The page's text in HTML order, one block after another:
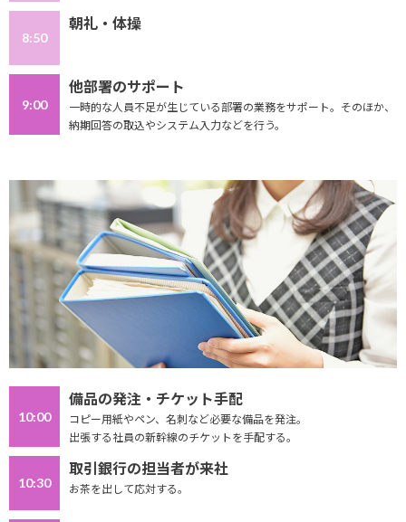
8:50
朝礼・体操
9:00
他部署のサポート
一時的な人員不足が生じている部署の業務をサポート。そのほか、
納期回答の取込やシステム入力などを行う。
10:00
備品の発注・チケット手配
コピー用紙やペン、名刺など必要な備品を発注。
出張する社員の新幹線のチケットを手配する。
10:30
取引銀行の担当者が来社
お茶を出して応対する。